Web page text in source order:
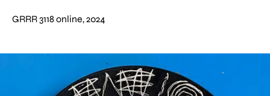
GRRR 3118 online, 2024